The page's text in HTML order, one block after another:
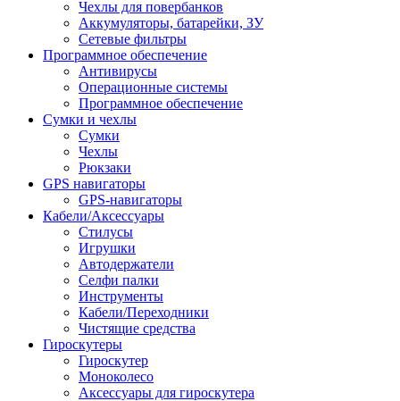
Чехлы для повербанков
Аккумуляторы, батарейки, ЗУ
Сетевые фильтры
Программное обеспечение
Антивирусы
Операционные системы
Программное обеспечение
Сумки и чехлы
Сумки
Чехлы
Рюкзаки
GPS навигаторы
GPS-навигаторы
Кабели/Аксессуары
Стилусы
Игрушки
Автодержатели
Селфи палки
Инструменты
Кабели/Переходники
Чистящие средства
Гироскутеры
Гироскутер
Моноколесо
Аксессуары для гироскутера